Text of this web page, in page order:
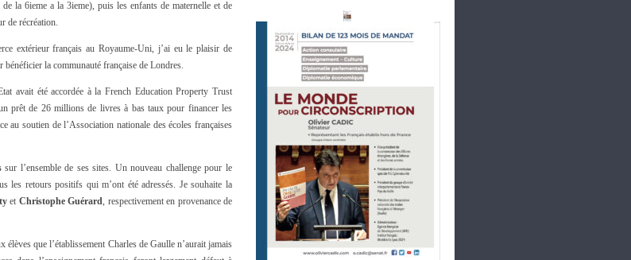
la 6ieme a la 3ieme), puis les enfants de maternelle et de
de récréation.
extérieur français au Royaume-Uni, j’ai eu le plaisir de
la communauté française de Londres.
avait été accordée à la French Education Property Trust
prêt de 26 millions de livres à bas taux pour financer les
au soutien de l’Association nationale des écoles françaises
sur l’ensemble de ses sites. Un nouveau challenge pour le
les retours positifs qui m’ont été adressés. Je souhaite la
et Christophe Guérard, respectivement en provenance de
que l’établissement Charles de Gaulle n’aurait jamais